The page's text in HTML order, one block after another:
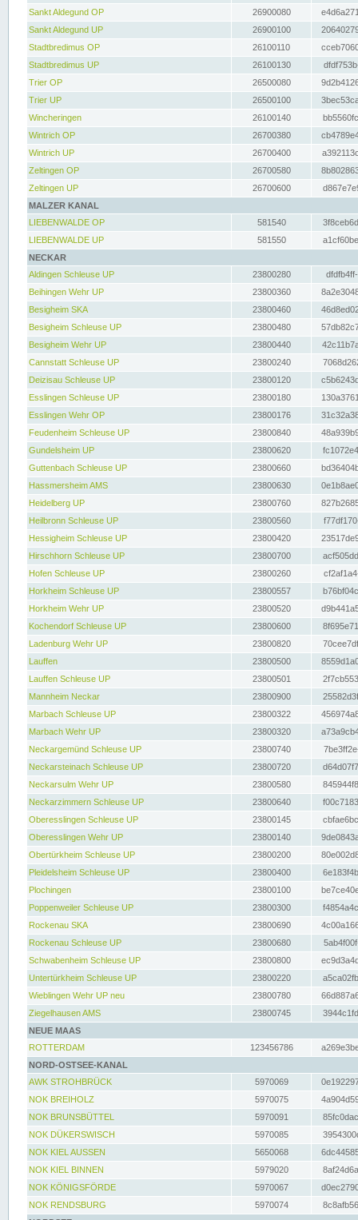
Sankt Aldegund OP
26900080
Sankt Aldegund UP
26900100
Stadtbredimus OP
26100110
Stadtbredimus UP
26100130
Trier OP
26500080
Trier UP
26500100
Wincheringen
26100140
Wintrich OP
26700380
Wintrich UP
26700400
Zeltingen OP
26700580
Zeltingen UP
26700600
MALZER KANAL
LIEBENWALDE OP
581540
LIEBENWALDE UP
581550
NECKAR
Aldingen Schleuse UP
23800280
Beihingen Wehr UP
23800360
Besigheim SKA
23800460
Besigheim Schleuse UP
23800480
Besigheim Wehr UP
23800440
Cannstatt Schleuse UP
23800240
Deizisau Schleuse UP
23800120
Esslingen Schleuse UP
23800180
Esslingen Wehr OP
23800176
Feudenheim Schleuse UP
23800840
Gundelsheim UP
23800620
Guttenbach Schleuse UP
23800660
Hassmersheim AMS
23800630
Heidelberg UP
23800760
Heilbronn Schleuse UP
23800560
Hessigheim Schleuse UP
23800420
Hirschhorn Schleuse UP
23800700
Hofen Schleuse UP
23800260
Horkheim Schleuse UP
23800557
Horkheim Wehr UP
23800520
Kochendorf Schleuse UP
23800600
Ladenburg Wehr UP
23800820
Lauffen
23800500
Lauffen Schleuse UP
23800501
Mannheim Neckar
23800900
Marbach Schleuse UP
23800322
Marbach Wehr UP
23800320
Neckargemünd Schleuse UP
23800740
Neckarsteinach Schleuse UP
23800720
Neckarsulm Wehr UP
23800580
Neckarzimmern Schleuse UP
23800640
Oberesslingen Schleuse UP
23800145
Oberesslingen Wehr UP
23800140
Obertürkheim Schleuse UP
23800200
Pleidelsheim Schleuse UP
23800400
Plochingen
23800100
Poppenweiler Schleuse UP
23800300
Rockenau SKA
23800690
Rockenau Schleuse UP
23800680
Schwabenheim Schleuse UP
23800800
Untertürkheim Schleuse UP
23800220
Wieblingen Wehr UP neu
23800780
Ziegelhausen AMS
23800745
NEUE MAAS
ROTTERDAM
123456786
NORD-OSTSEE-KANAL
AWK STROHBRÜCK
5970069
NOK BREIHOLZ
5970075
NOK BRUNSBÜTTEL
5970091
NOK DÜKERSWISCH
5970085
NOK KIEL AUSSEN
5650068
NOK KIEL BINNEN
5979020
NOK KÖNIGSFÖRDE
5970067
NOK RENDSBURG
5970074